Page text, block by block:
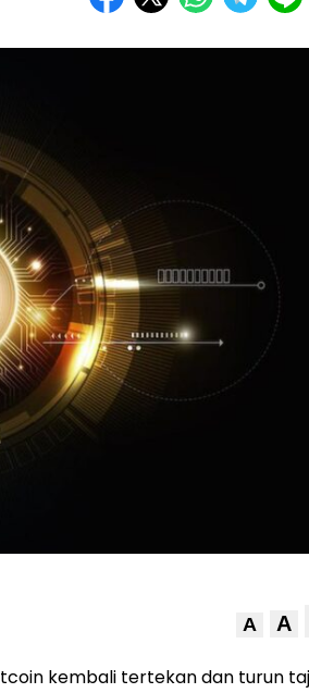
A A
kembali tertekan dan turun